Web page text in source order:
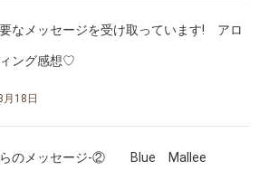
なメッセージを受け取っています! アロ
ング感想♡
月18日
らのメッセージ-② Blue Mallee